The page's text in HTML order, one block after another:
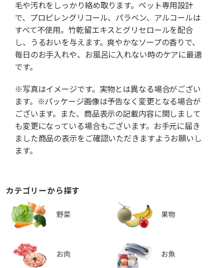
毛や汚れをしっかり絡め取ります。ペット専用設計
で、プロピレングリコール、パラベン、アルコールは
すべて不使用。竹乾留エキスとグリセロールを配合
し、うるおいを与えます。爽やかなソープの香りで、
毎日のお手入れや、お風呂に入れない時のケアに最適
です。
※写真はイメージです。実物とは異なる場合がござい
ます。※パッケージ画像は予告なく変更となる場合が
ございます。また、商品表示の記載内容に関しまして
も変更になっている場合もございます。お手元に届き
ました商品の表示をご確認いただきますようお願いし
ます。
カテゴリーから探す